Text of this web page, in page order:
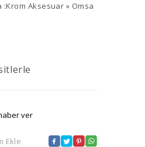
:Krom Aksesuar » Omsa
ver
Ekle